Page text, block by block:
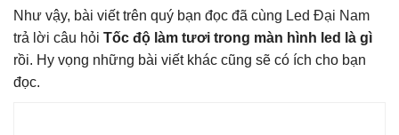
Như vậy, bài viết trên quý bạn đọc đã cùng Led Đại Nam
trả lời câu hỏi Tốc độ làm tươi trong màn hình led là gì
rồi. Hy vọng những bài viết khác cũng sẽ có ích cho bạn
đọc.